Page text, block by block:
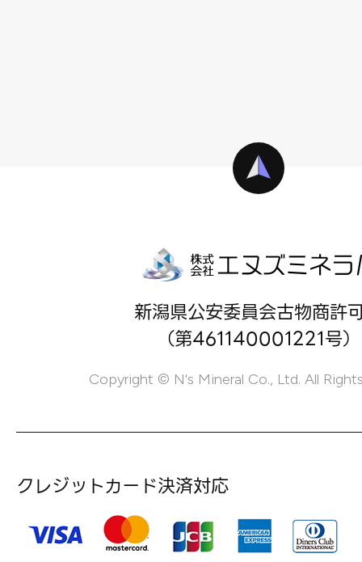
新潟県公安委員会古物商許
（第461140001221号）
Copyright © N's Mineral Co., Ltd. All
クレジットカード決済対応